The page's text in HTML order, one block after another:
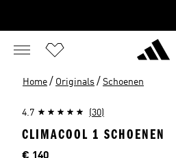
Home / Originals / Schoenen
4.7 (30)
CLIMACOOL 1 SCHOENEN